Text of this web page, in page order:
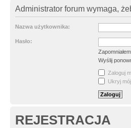
Administrator forum wymaga,
Nazwa użytkownika:
Hasło:
Wyślij
Zaloguj
Ukryj
REJESTRACJA